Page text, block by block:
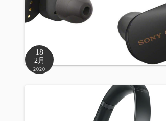
18
2月
2020